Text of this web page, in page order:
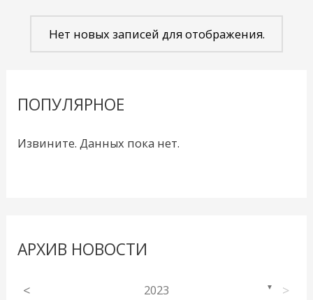
Нет новых записей для отображения.
ПОПУЛЯРНОЕ
Извините. Данных пока нет.
АРХИВ НОВОСТИ
< 2023 ▼ >